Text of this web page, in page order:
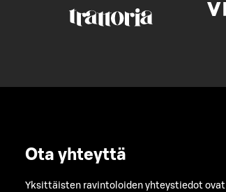
Ota yhteyttä
Yksittäisten ravintoloiden yhteystiedot ovat